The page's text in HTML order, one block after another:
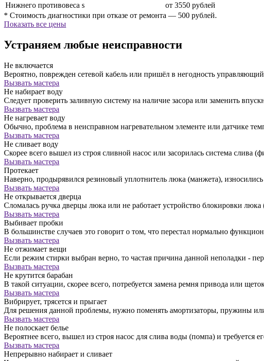
Нижнего противовеса s
от 3550 рублей
* Стоимость диагностики при отказе от ремонта — 500 рублей.
Показать все цены
Устраняем любые неисправности
Не включается
Вероятно, поврежден сетевой кабель или пришёл в негодность
Вызвать мастера
Не набирает воду
Следует проверить заливную систему на наличие засора или заменить
Вызвать мастера
Не нагревает воду
Обычно, проблема в неисправном нагревательном элементе или датчике
Вызвать мастера
Не сливает воду
Скорее всего вышел из строя сливной насос или засорилась система слива
Вызвать мастера
Протекает
Наверно, продырявился резиновый уплотнитель люка (манжета),
Вызвать мастера
Не открывается дверца
Сломалась ручка дверцы люка или не работает устройство блокировки
Вызвать мастера
Выбивает пробки
В большинстве случаев это говорит о том, что перестал нормально
Вызвать мастера
Не отжимает вещи
Если режим стирки выбран верно, то частая причина данной неполадки -
Вызвать мастера
Не крутится барабан
В такой ситуации, скорее всего, потребуется замена ремня привода или
Вызвать мастера
Вибрирует, трясется и прыгает
Для решения данной проблемы, нужно поменять амортизаторы, пружины
Вызвать мастера
Не полоскает белье
Вероятнее всего, вышел из строя насос для слива воды (помпа) и требуется
Вызвать мастера
Непрерывно набирает и сливает